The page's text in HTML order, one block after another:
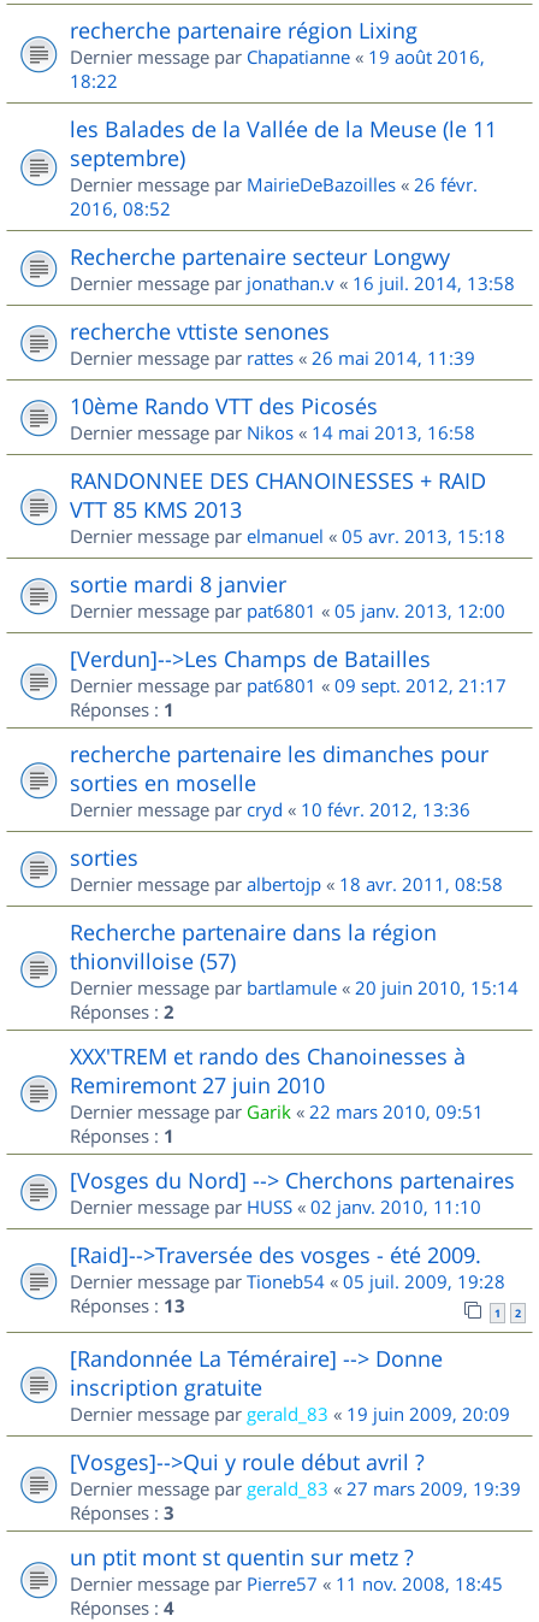
recherche partenaire région Lixing
Dernier message par Chapatianne « 19 août 2016,
18:22
les Balades de la Vallée de la Meuse (le 11
septembre)
Dernier message par MairieDeBazoilles « 26 févr.
2016, 08:52
Recherche partenaire secteur Longwy
Dernier message par jonathan.v « 16 juil. 2014, 13:58
recherche vttiste senones
Dernier message par rattes « 26 mai 2014, 11:39
10ème Rando VTT des Picosés
Dernier message par Nikos « 14 mai 2013, 16:58
RANDONNEE DES CHANOINESSES + RAID
VTT 85 KMS 2013
Dernier message par elmanuel « 05 avr. 2013, 15:18
sortie mardi 8 janvier
Dernier message par pat6801 « 05 janv. 2013, 12:00
[Verdun]-->Les Champs de Batailles
Dernier message par pat6801 « 09 sept. 2012, 21:17
Réponses : 1
recherche partenaire les dimanches pour
sorties en moselle
Dernier message par cryd « 10 févr. 2012, 13:36
sorties
Dernier message par albertojp « 18 avr. 2011, 08:58
Recherche partenaire dans la région
thionvilloise (57)
Dernier message par bartlamule « 20 juin 2010, 15:14
Réponses : 2
XXX'TREM et rando des Chanoinesses à
Remiremont 27 juin 2010
Dernier message par Garik « 22 mars 2010, 09:51
Réponses : 1
[Vosges du Nord] --> Cherchons partenaires
Dernier message par HUSS « 02 janv. 2010, 11:10
[Raid]-->Traversée des vosges - été 2009.
Dernier message par Tioneb54 « 05 juil. 2009, 19:28
Réponses : 13 1 2
[Randonnée La Téméraire] --> Donne
inscription gratuite
Dernier message par gerald_83 « 19 juin 2009, 20:09
[Vosges]-->Qui y roule début avril ?
Dernier message par gerald_83 « 27 mars 2009, 19:39
Réponses : 3
un ptit mont st quentin sur metz ?
Dernier message par Pierre57 « 11 nov. 2008, 18:45
Réponses : 4